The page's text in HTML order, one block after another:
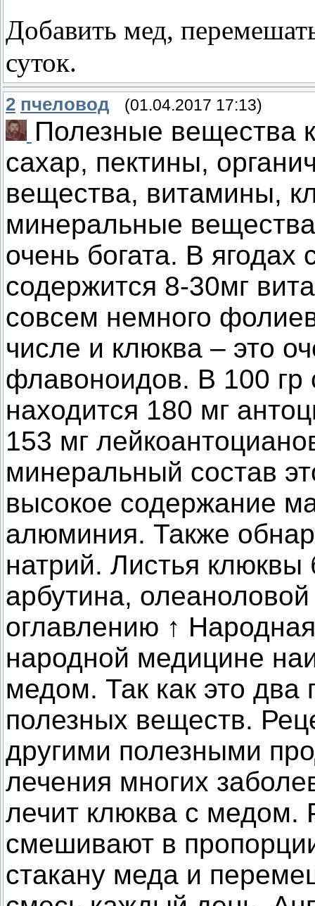
Добавить мед,
суток.
2 пчеловод (01.04.2017 17:13)
Полезные вещества
сахар, пектины,
вещества, витамины,
минеральные
очень богата. В
содержится 8-30мг
совсем немного
числе и клюква – это
флавоноидов. В 100 гр
находится 180 мг
153 мг
минеральный состав
высокое содержание
алюминия. Также
натрий. Листья клюквы
арбутина,
оглавлению ↑
народной медицине
медом. Так как это два
полезных веществ.
другими полезными
лечения многих
лечит клюква с медом.
смешивают в
стакану меда и